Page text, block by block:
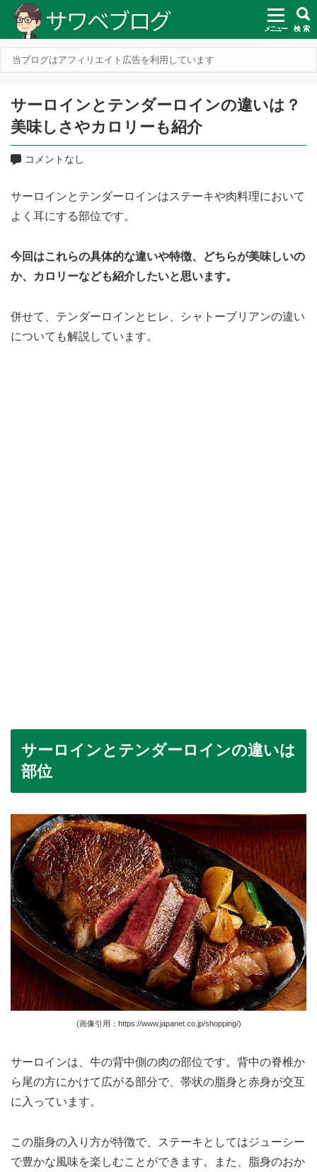
メニュー 検 索
当ブログはアフィリエイト広告を利用しています
サーロインとテンダーロインの違いは？
美味しさやカロリーも紹介
コメントなし
サーロインとテンダーロインはステーキや肉料理において
よく耳にする部位です。
今回はこれらの具体的な違いや特徴、どちらが美味しいの
か、カロリーなども紹介したいと思います。
併せて、テンダーロインとヒレ、シャトーブリアンの違い
についても解説しています。
サーロインとテンダーロインの違いは
部位
(画像引用：https://www.japanet.co.jp/shopping/)
サーロインは、牛の背中側の肉の部位です。背中の脊椎か
ら尾の方にかけて広がる部分で、帯状の脂身と赤身が交互
に入っています。
この脂身の入り方が特徴で、ステーキとしてはジューシー
で豊かな風味を楽しむことができます。また、脂身のおか